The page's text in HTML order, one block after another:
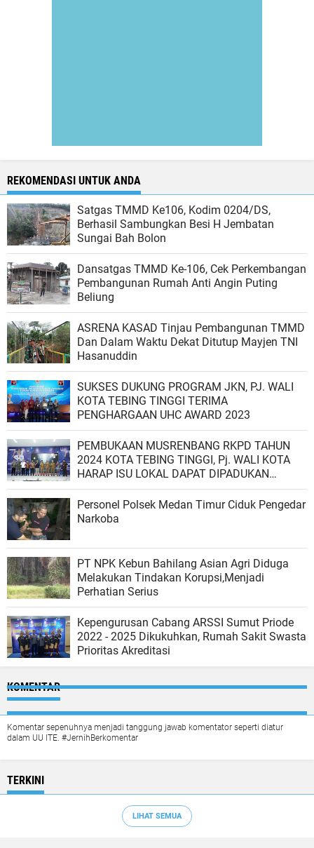
REKOMENDASI UNTUK ANDA
Satgas TMMD Ke106, Kodim 0204/DS,
Berhasil Sambungkan Besi H Jembatan
Sungai Bah Bolon
Dansatgas TMMD Ke-106, Cek Perkembangan
Pembangunan Rumah Anti Angin Puting
Beliung
ASRENA KASAD Tinjau Pembangunan TMMD
Dan Dalam Waktu Dekat Ditutup Mayjen TNI
Hasanuddin
SUKSES DUKUNG PROGRAM JKN, PJ. WALI
KOTA TEBING TINGGI TERIMA
PENGHARGAAN UHC AWARD 2023
PEMBUKAAN MUSRENBANG RKPD TAHUN
2024 KOTA TEBING TINGGI, Pj. WALI KOTA
HARAP ISU LOKAL DAPAT DIPADUKAN
DENGAN PROGRAM PRIORITAS
Personel Polsek Medan Timur Ciduk Pengedar
Narkoba
PT NPK Kebun Bahilang Asian Agri Diduga
Melakukan Tindakan Korupsi,Menjadi
Perhatian Serius
Kepengurusan Cabang ARSSI Sumut Priode
2022 - 2025 Dikukuhkan, Rumah Sakit Swasta
Prioritas Akreditasi
KOMENTAR
Komentar sepenuhnya menjadi tanggung jawab komentator seperti diatur
dalam UU ITE. #JernihBerkomentar
TERKINI
LIHAT SEMUA